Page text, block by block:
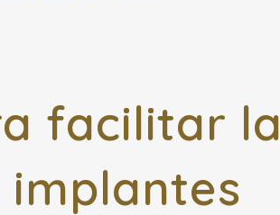
facilitar la